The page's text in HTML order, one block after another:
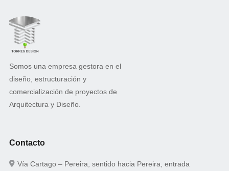
Somos una empresa gestora en el
diseño, estructuración y
comercialización de proyectos de
Arquitectura y Diseño.
Contacto
Vía Cartago – Pereira, sentido hacia Pereira, entrada